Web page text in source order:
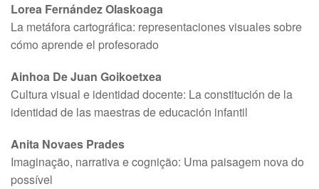
Lorea Fernández Olaskoaga
La metáfora cartográfica: representaciones visuales sobre
cómo aprende el profesorado
Ainhoa De Juan Goikoetxea
Cultura visual e identidad docente: La constitución de la
identidad de las maestras de educación infantil
Anita Novaes Prades
Imaginação, narrativa e cognição: Uma paisagem nova do
possível